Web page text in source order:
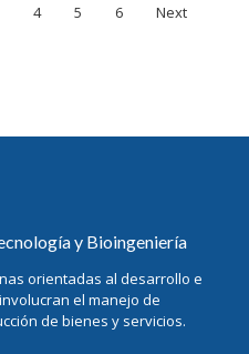
4 5 6 Next
y Bioingeniería
orientadas al desarrollo e
el manejo de
de bienes y servicios.